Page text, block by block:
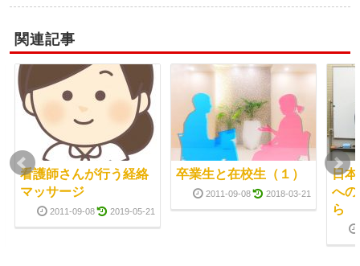
関連記事
看護師さんが行う経絡
マッサージ
2011-09-08 2019-05-21
卒業生と在校生（１）
2011-09-08 2018-03-21
日
へ
ら